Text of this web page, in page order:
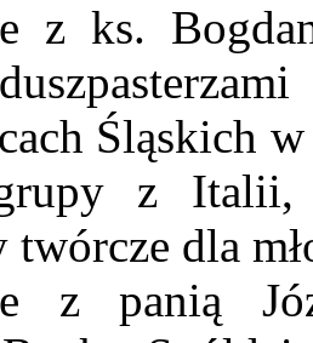
z ks.
Śląskich
z Italii,
twórcze dla
z panią